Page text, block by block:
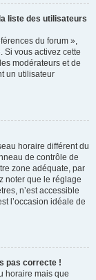
liste des utilisateurs
du forum »,
Si vous activez cette
modérateurs et de
un utilisateur
horaire différent du
de contrôle de
zone adéquate, par
noter que le réglage
n’est accessible
l’occasion idéale de
pas correcte !
horaire mais que